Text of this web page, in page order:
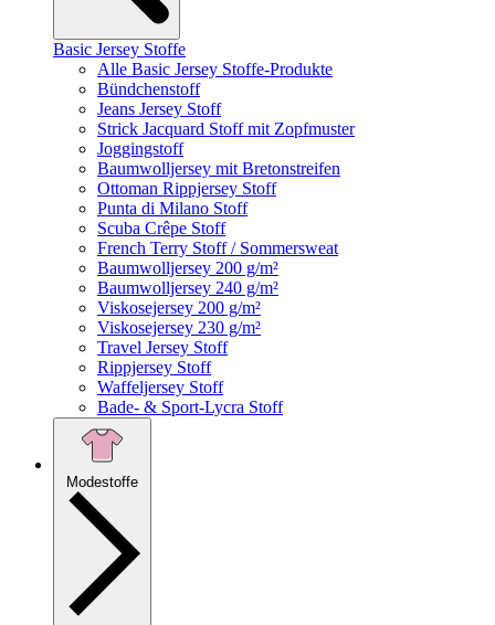
Basic Jersey Stoffe
Alle Basic Jersey Stoffe-Produkte
Bündchenstoff
Jeans Jersey Stoff
Strick Jacquard Stoff mit Zopfmuster
Joggingstoff
Baumwolljersey mit Bretonstreifen
Ottoman Rippjersey Stoff
Punta di Milano Stoff
Scuba Crêpe Stoff
French Terry Stoff / Sommersweat
Baumwolljersey 200 g/m²
Baumwolljersey 240 g/m²
Viskosejersey 200 g/m²
Viskosejersey 230 g/m²
Travel Jersey Stoff
Rippjersey Stoff
Waffeljersey Stoff
Bade- & Sport-Lycra Stoff
Modestoffe